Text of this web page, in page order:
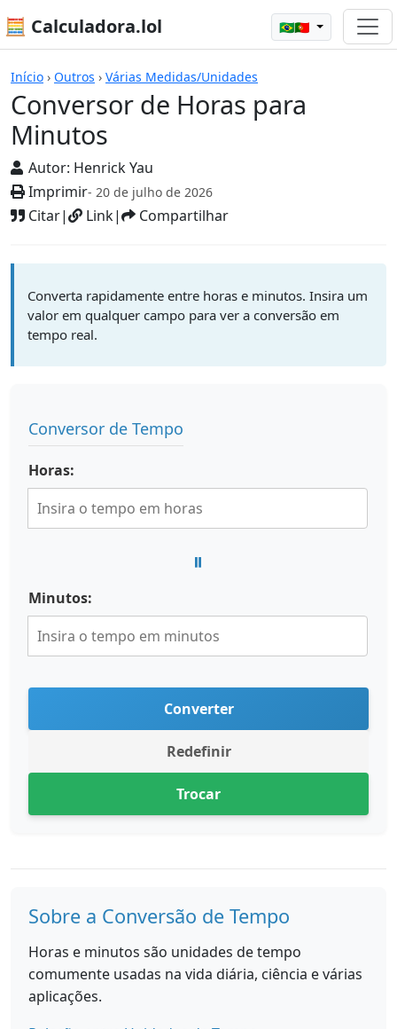
🧮 Calculadora.lol 🇧🇷🇵🇹
Início › Outros › Várias Medidas/Unidades
Conversor de Horas para
Minutos
Autor: Henrick Yau
Imprimir- 20 de julho de 2026
Citar| Link| Compartilhar
Calculadoras
Converta rapidamente entre horas e minutos. Insira um
valor em qualquer campo para ver a conversão em
tempo real.
Conversor de Tempo
Horas:
Minutos:
Converter
Redefinir
Trocar
Sobre a Conversão de Tempo
Horas e minutos são unidades de tempo
comumente usadas na vida diária, ciência e várias
aplicações.